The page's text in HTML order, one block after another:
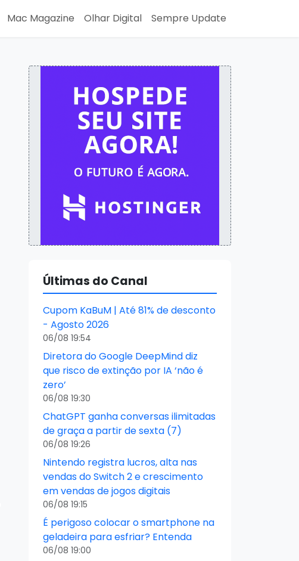
Mac Magazine Olhar Digital Sempre Update
Últimas do Canal
Cupom KaBuM | Até 81% de desconto
- Agosto 2026
06/08 19:54
Diretora do Google DeepMind diz
que risco de extinção por IA ‘não é
zero’
06/08 19:30
ChatGPT ganha conversas ilimitadas
de graça a partir de sexta (7)
06/08 19:26
Nintendo registra lucros, alta nas
vendas do Switch 2 e crescimento
em vendas de jogos digitais
06/08 19:15
É perigoso colocar o smartphone na
geladeira para esfriar? Entenda
06/08 19:00